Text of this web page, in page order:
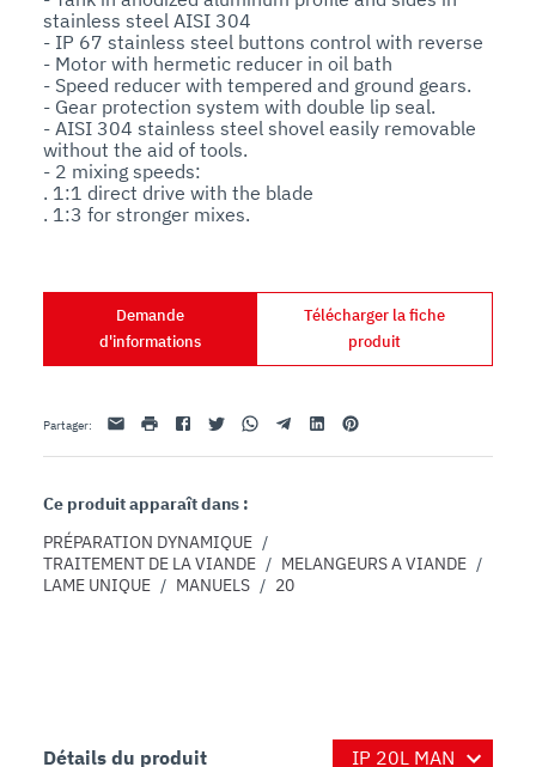
stainless steel AISI 304
- IP 67 stainless steel buttons control with reverse
- Motor with hermetic reducer in oil bath
- Speed reducer with tempered and ground gears.
- Gear protection system with double lip seal.
- AISI 304 stainless steel shovel easily removable
without the aid of tools.
- 2 mixing speeds:
. 1:1 direct drive with the blade
. 1:3 for stronger mixes.
Demande
d'informations
Télécharger la fiche
produit
Partager: Email imprimerFacebookTwitterWhatsappTelegramLinkedinPinterest
Ce produit apparaît dans :
PRÉPARATION DYNAMIQUE /
TRAITEMENT DE LA VIANDE / MELANGEURS A VIANDE /
LAME UNIQUE / MANUELS / 20
Détails du produit